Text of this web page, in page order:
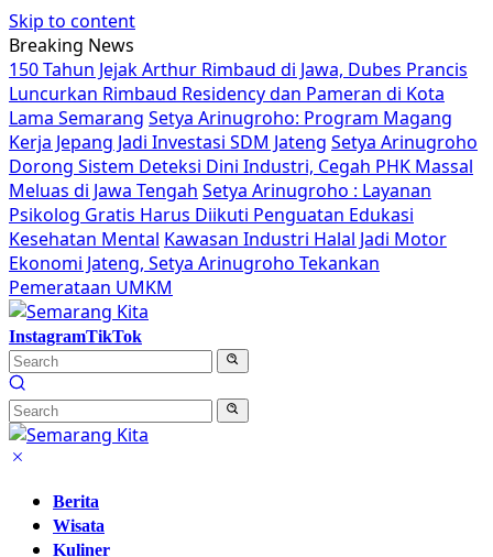
Skip to content
Breaking News
150 Tahun Jejak Arthur Rimbaud di Jawa, Dubes Prancis
Luncurkan Rimbaud Residency dan Pameran di Kota
Lama Semarang Setya Arinugroho: Program Magang
Kerja Jepang Jadi Investasi SDM Jateng Setya Arinugroho
Dorong Sistem Deteksi Dini Industri, Cegah PHK Massal
Meluas di Jawa Tengah Setya Arinugroho : Layanan
Psikolog Gratis Harus Diikuti Penguatan Edukasi
Kesehatan Mental Kawasan Industri Halal Jadi Motor
Ekonomi Jateng, Setya Arinugroho Tekankan
Pemerataan UMKM
InstagramTikTok
Berita
Wisata
Kuliner